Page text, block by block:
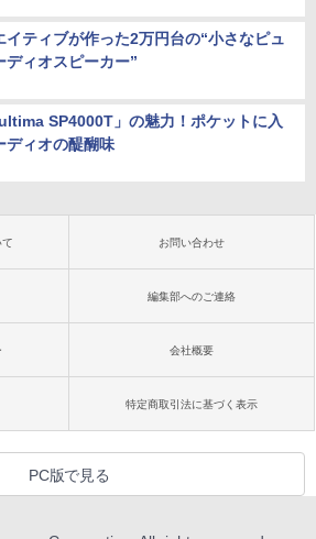
イティブが作った2万円台の“小さなピュ
ディオスピーカー”
SP4000T」の魅力！ポケットに入
ディオの醍醐味
お問い合わせ
編集部へのご連絡
会社概要
特定商取引法に基づく表示
PC版で見る